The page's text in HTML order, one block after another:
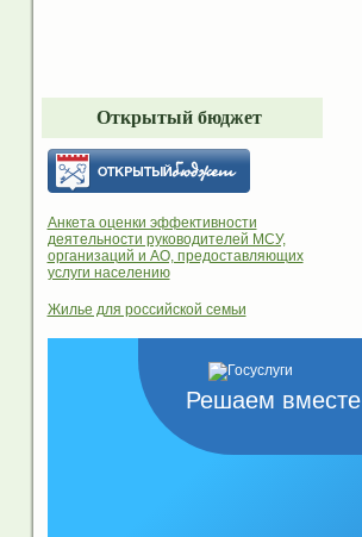
Открытый бюджет
Анкета оценки эффективности
деятельности руководителей МСУ,
организаций и АО, предоставляющих
услуги населению
Жилье для российской семьи
Решаем вместе